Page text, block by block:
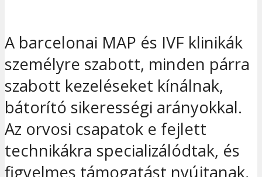
A barcelonai MAP és IVF klinikák
személyre szabott, minden párra
szabott kezeléseket kínálnak,
bátorító sikerességi arányokkal.
Az orvosi csapatok e fejlett
technikákra specializálódtak, és
figyelmes támogatást nyújtanak,